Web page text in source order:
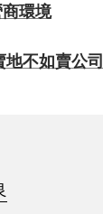
環境
不如賣公司